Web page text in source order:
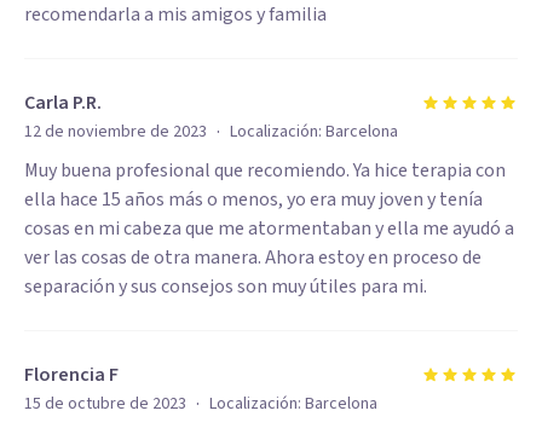
recomendarla a mis amigos y familia
Carla P.R.
12 de noviembre de 2023 · Localización: Barcelona
Muy buena profesional que recomiendo. Ya hice terapia con
ella hace 15 años más o menos, yo era muy joven y tenía
cosas en mi cabeza que me atormentaban y ella me ayudó a
ver las cosas de otra manera. Ahora estoy en proceso de
separación y sus consejos son muy útiles para mi.
Florencia F
15 de octubre de 2023 · Localización: Barcelona